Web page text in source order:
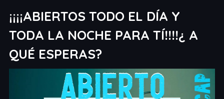
¡¡¡¡ABIERTOS TODO EL DÍA Y
TODA LA NOCHE PARA TÍ!!!!¿ A
QUÉ ESPERAS?